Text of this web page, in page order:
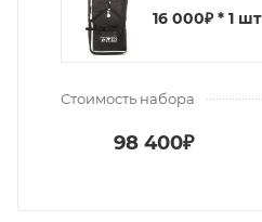
16 000₽ * 1 шт
Стоимость набора
98 400₽